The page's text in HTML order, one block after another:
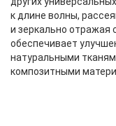
к длине волны,
и зеркально отражая
обеспечивает
натуральными
композитными